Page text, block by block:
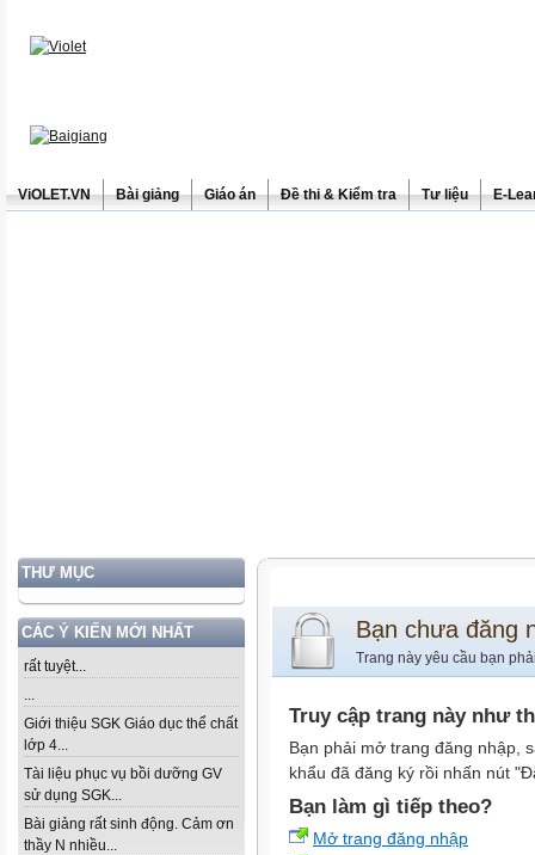
ViOLET.VN Bài giảng Giáo án Đề thi & Kiểm tra Tư liệu E-
THƯ MỤC
CÁC Ý KIẾN MỚI NHẤT
rất tuyệt...
...
Giới thiệu SGK Giáo dục thể chất
lớp 4...
Tài liệu phục vụ bồi dưỡng GV
sử dụng SGK...
Bài giảng rất sinh động. Cảm ơn
thầy N nhiều...
Bạn chưa đăng
Trang này yêu cầu bạn
Truy cập trang này như
Bạn phải mở trang đăng nhập,
khẩu đã đăng ký rồi nhấn nút
Bạn làm gì tiếp theo?
Mở trang đăng nhập